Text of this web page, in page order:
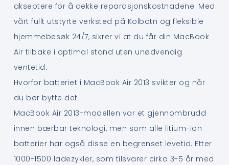
akseptere for å dekke reparasjonskostnadene. Med
vårt fullt utstyrte verksted på Kolbotn og fleksible
hjemmebesøk 24/7, sikrer vi at du får din MacBook
Air tilbake i optimal stand uten unødvendig
ventetid.
Hvorfor batteriet i MacBook Air 2013 svikter og når
du bør bytte det
MacBook Air 2013-modellen var et gjennombrudd
innen bærbar teknologi, men som alle litium-ion
batterier har også disse en begrenset levetid. Etter
1000-1500 ladezykler, som tilsvarer cirka 3-5 år med